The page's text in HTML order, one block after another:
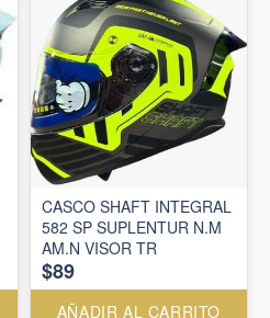
CASCO SHAFT INTEGRAL
582 SP SUPLENTUR N.M
AM.N VISOR TR
$89
AÑADIR AL CARRITO